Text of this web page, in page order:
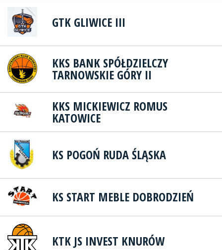
GTK GLIWICE III
KKS BANK SPÓŁDZIELCZY
TARNOWSKIE GÓRY II
KKS MICKIEWICZ ROMUS
KATOWICE
KS POGOŃ RUDA ŚLĄSKA
KS START MEBLE DOBRODZIEŃ
KTK JS INVEST KNURÓW